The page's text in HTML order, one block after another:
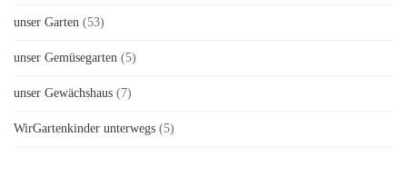
unser Garten (53)
unser Gemüsegarten (5)
unser Gewächshaus (7)
WirGartenkinder unterwegs (5)